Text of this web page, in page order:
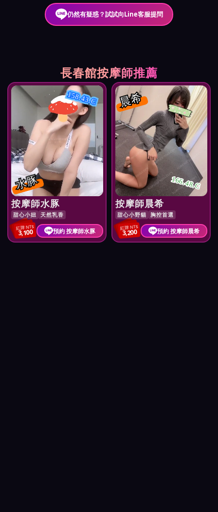
仍然有疑惑？試試向Line客服提問
長春館按摩師推薦
水豚
158.43.C
按摩師水豚
甜心小妞 天然乳香
紅牌 NT$
3,100 預約 按摩師水豚
晨希
166.48.C
按摩師晨希
甜心小野貓 胸控首選
紅牌 NT$
3,200 預約 按摩師晨希